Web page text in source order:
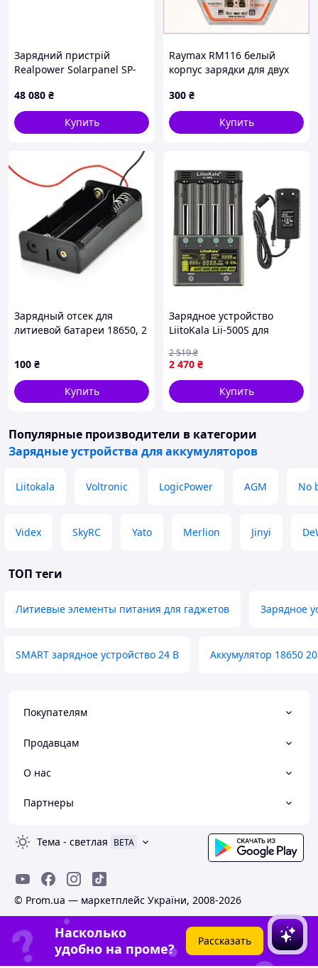
Зарядний пристрій
Realpower Solarpanel SP-
48 080 ₴
Купить
Raymax RM116 белый
корпус зарядки для двух
578119P6X
300 ₴
Купить
Зарядный отсек для
литиевой батареи 18650, 2
100 ₴
Купить
Зарядное устройство
LiitoKala Lii-500S для
MH, Ni-Cd 4-канальное с
тестом емкости и
разрядом Black
2 470 ₴
2 519₴
Купить
Популярные производители в категории
Зарядные устройства для аккумуляторов
Liitokala Voltronic LogicPower AGM No
Videx SkyRC Yato Merlion Jinyi
ТОП теги
Литиевые элементы питания для гаджетов Зарядное
SMART зарядное устройство 24 В Аккумулятор 18650
Покупателям
Продавцам
О нас
Партнеры
Тема - светлая BETA
© Prom.ua — маркетплейс України, 2008-2026
Насколько
удобно на проме?
Рассказать